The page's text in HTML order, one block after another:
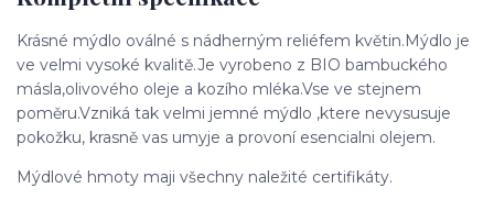
Krásné mýdlo oválné s nádherným reliéfem květin.Mýdlo je
ve velmi vysoké kvalitě.Je vyrobeno z BIO bambuckého
másla,olivového oleje a kozího mléka.Vse ve stejnem
poměru.Vzniká tak velmi jemné mýdlo ,ktere nevysusuje
pokožku, krasně vas umyje a provoní esencialni olejem.
Mýdlové hmoty maji všechny naležité certifikáty.